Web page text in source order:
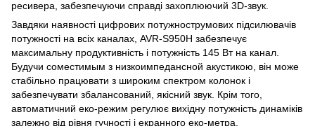
ресивера, забезпечуючи справді захоплюючий 3D-звук.
Завдяки наявності цифрових потужнострумових підсилювачів
потужності на всіх каналах, AVR-S950H забезпечує
максимальну продуктивність і потужність 145 Вт на канал.
Будучи соместимым з низкоимпедансной акустикою, він може
стабільно працювати з широким спектром колонок і
забезпечувати збалансований, якісний звук. Крім того,
автоматичний еко-режим регулює вихідну потужність динаміків
залежно від рівня гучності і екранного еко-метра,